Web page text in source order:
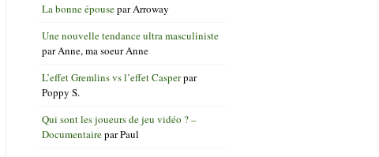
La bonne épouseparArroway
Une nouvelle tendance ultra masculiniste
parAnne, ma soeur Anne
L’effet Gremlins vs l’effet Casperpar
Poppy S.
Qui sont les joueurs de jeu vidéo ? –
DocumentaireparPaul